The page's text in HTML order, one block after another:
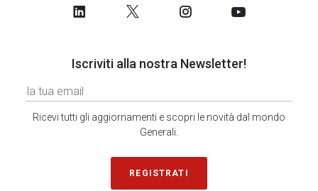
Iscriviti alla nostra Newsletter!
Ricevi tutti gli aggiornamenti e scopri le novità dal mondo
Generali.
REGISTRATI